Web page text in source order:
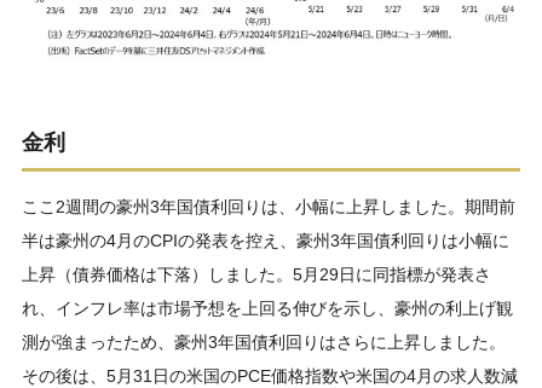
金利
ここ2週間の豪州3年国債利回りは、小幅に上昇しました。期間前
半は豪州の4月のCPIの発表を控え、豪州3年国債利回りは小幅に
上昇（債券価格は下落）しました。5月29日に同指標が発表さ
れ、インフレ率は市場予想を上回る伸びを示し、豪州の利上げ観
測が強まったため、豪州3年国債利回りはさらに上昇しました。
その後は、5月31日の米国のPCE価格指数や米国の4月の求人数減